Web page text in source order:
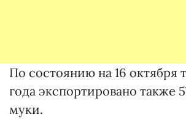
По состоянию на 16 октября
года экспортировано также
муки.